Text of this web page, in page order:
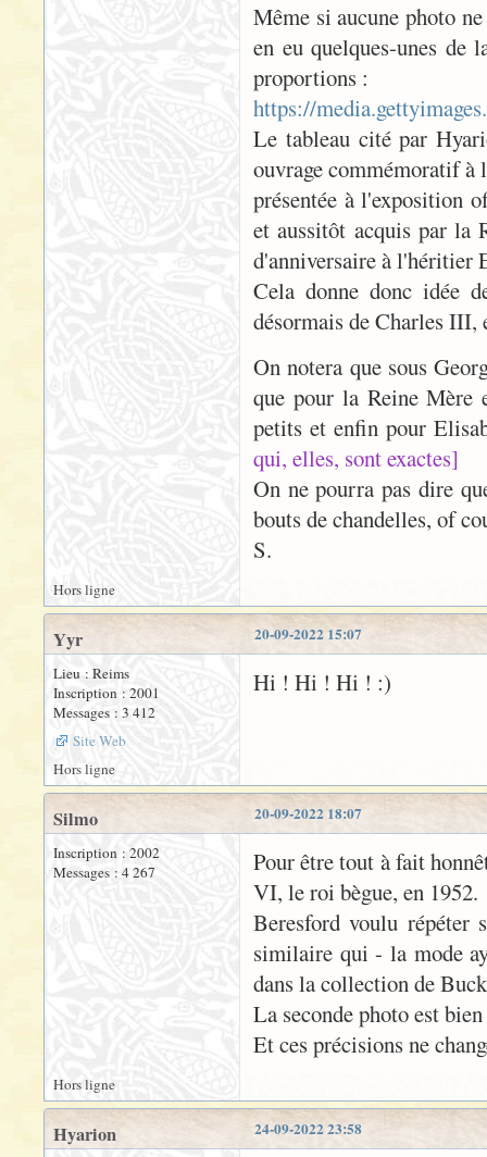
Même si aucune photo
en eu quelques-unes de
proportions :
https://
Le tableau cité par
ouvrage commémoratif
présentée à l'exposition
et aussitôt acquis par la
d'anniversaire à l'héritier
Cela donne donc idée
désormais de Charles
On notera que sous
que pour la Reine Mère
petits et enfin pour
qui, elles, sont exactes]
On ne pourra pas dire
bouts de chandelles, of
S.
Hors ligne
20-09-2022 15:07
Yyr
Lieu : Reims
Inscription : 2001
Messages : 3 412
Site Web
Hi ! Hi ! Hi ! :)
Hors ligne
20-09-2022 18:07
Silmo
Inscription : 2002
Messages : 4 267
Pour être tout à fait
VI, le roi bègue, en 1952.
Beresford voulu répéter
similaire qui - la mode
dans la collection de
La seconde photo est
Et ces précisions ne
Hors ligne
24-09-2022 23:58
Hyarion